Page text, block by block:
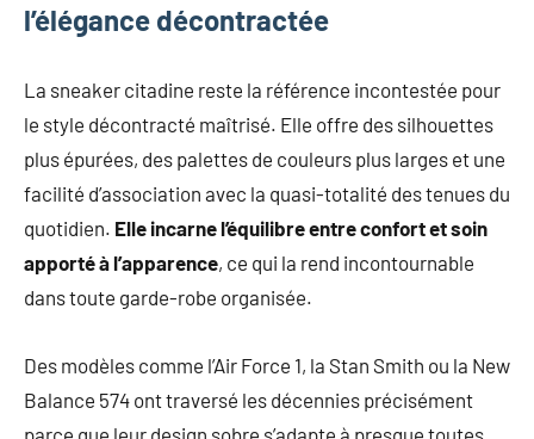
l’élégance décontractée
La sneaker citadine reste la référence incontestée pour
le style décontracté maîtrisé. Elle offre des silhouettes
plus épurées, des palettes de couleurs plus larges et une
facilité d’association avec la quasi-totalité des tenues du
quotidien. Elle incarne l’équilibre entre confort et soin
apporté à l’apparence, ce qui la rend incontournable
dans toute garde-robe organisée.
Des modèles comme l’Air Force 1, la Stan Smith ou la New
Balance 574 ont traversé les décennies précisément